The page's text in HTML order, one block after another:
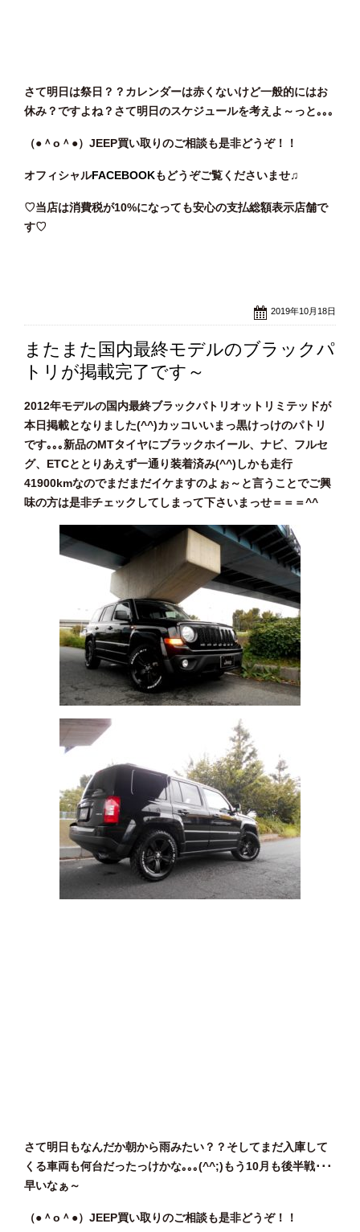
さて明日は祭日？？カレンダーは赤くないけど一般的にはお
休み？ですよね？さて明日のスケジュールを考えよ～っと｡｡｡
（●＾o ＾●）JEEP買い取りのご相談も是非どうぞ！！
オフィシャルFACEBOOKもどうぞご覧くださいませ♫
♡当店は消費税が10%になっても安心の支払総額表示店舗で
す♡
2019年10月18日
またまた国内最終モデルのブラックパ
トリが掲載完了です～
2012年モデルの国内最終ブラックパトリオットリミテッドが
本日掲載となりました(^^)カッコいいまっ黒けっけのパトリ
です｡｡｡新品のMTタイヤにブラックホイール、ナビ、フルセ
グ、ETCととりあえず一通り装着済み(^^)しかも走行
41900kmなのでまだまだイケますのよぉ～と言うことでご興
味の方は是非チェックしてしまって下さいまっせ＝＝＝^^
さて明日もなんだか朝から雨みたい？？そしてまだ入庫して
くる車両も何台だったっけかな｡｡｡(^^;)もう10月も後半戦･･･
早いなぁ～
（●＾o ＾●）JEEP買い取りのご相談も是非どうぞ！！